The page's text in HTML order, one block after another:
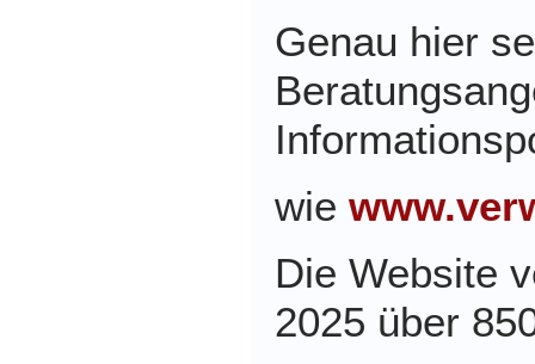
Genau hier
wie
Die Website
2025 über